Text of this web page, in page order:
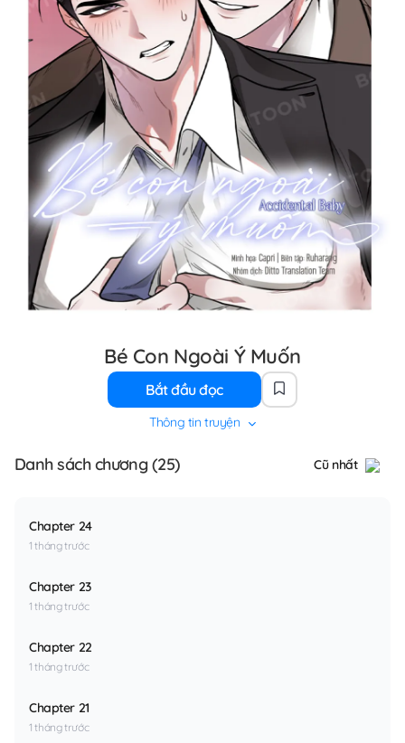
Bé Con Ngoài Ý Muốn
Bắt đầu đọc
Thông tin truyện
Danh sách chương (25) Cũ nhất
Chapter 24
1 tháng trước
Chapter 23
1 tháng trước
Chapter 22
1 tháng trước
Chapter 21
1 tháng trước